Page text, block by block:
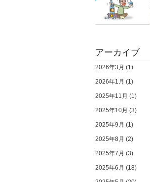
アーカイブ
2026年3月 (1)
2026年1月 (1)
2025年11月 (1)
2025年10月 (3)
2025年9月 (1)
2025年8月 (2)
2025年7月 (3)
2025年6月 (18)